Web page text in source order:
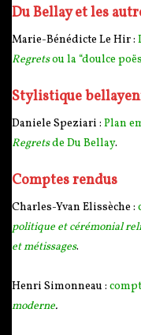
Du Bellay et les
Marie-Bénédicte Le Hir :
Regretsou la “doulce
Stylistique
Daniele Speziari : Plan
Regretsde Du Bellay.
Comptes rendus
Charles-Yvan Elissèche :
politique et cérémonial
et métissages.
Henri Simonneau :
moderne.